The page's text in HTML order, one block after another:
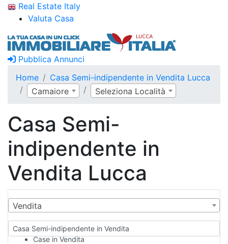
Real Estate Italy
Valuta Casa
Pubblica Annunci
Home
Casa Semi-indipendente in Vendita Lucca
Camaiore
Seleziona Località
Casa Semi-
indipendente in
Vendita Lucca
Vendita
Casa Semi-indipendente in Vendita
Case in Vendita